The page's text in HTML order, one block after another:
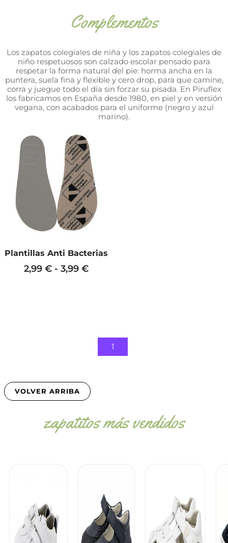
Complementos
Los zapatos colegiales de niña y los zapatos colegiales de
niño respetuosos son calzado escolar pensado para
respetar la forma natural del pie: horma ancha en la
puntera, suela fina y flexible y cero drop, para que camine,
corra y juegue todo el día sin forzar su pisada. En Piruflex
los fabricamos en España desde 1980, en piel y en versión
vegana, con acabados para el uniforme (negro y azul
marino).
Plantillas Anti Bacterias
2,99€ - 3,99€
de
precios:
desde
2,99 €
hasta
3,99 €
Este
producto
tiene
múltiples
variantes.
Las
opciones
se
pueden
elegir
en
de
1
VOLVER ARRIBA
zapatitos más vendidos